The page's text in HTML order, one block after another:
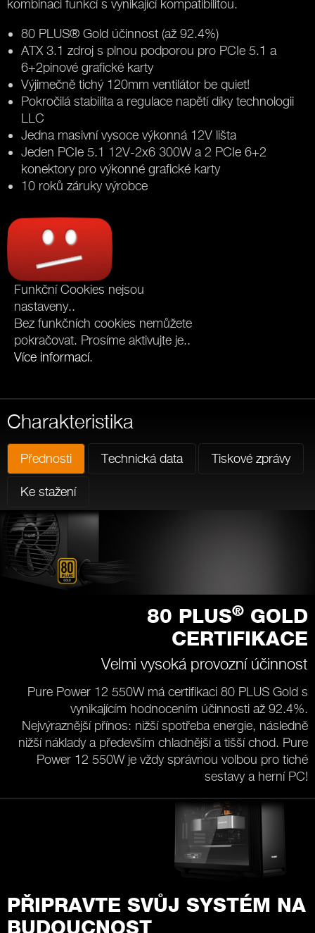
kombinaci funkcí s vynikající kompatibilitou.
80 PLUS® Gold účinnost (až 92.4%)
ATX 3.1 zdroj s plnou podporou pro PCIe 5.1 a
6+2pinové grafické karty
Výjimečně tichý 120mm ventilátor be quiet!
Pokročilá stabilita a regulace napětí díky technologii
LLC
Jedna masivní vysoce výkonná 12V lišta
Jeden PCIe 5.1 12V-2x6 300W a 2 PCIe 6+2
konektory pro výkonné grafické karty
10 roků záruky výrobce
Funkční Cookies nejsou
nastaveny..
Bez funkčních cookies nemůžete
pokračovat. Prosíme aktivujte je..
Více informací.
Charakteristika
Přednosti Technická data Tiskové zprávy
Ke stažení
80 PLUS® GOLD
CERTIFIKACE
Velmi vysoká provozní účinnost
Pure Power 12 550W má certifikaci 80 PLUS Gold s
vynikajícím hodnocením účinnosti až 92.4%.
Nejvýraznější přínos: nižší spotřeba energie, následně
nižší náklady a především chladnější a tišší chod. Pure
Power 12 550W je vždy správnou volbou pro tiché
sestavy a herní PC!
PŘIPRAVTE SVŮJ SYSTÉM NA
BUDOUCNOST